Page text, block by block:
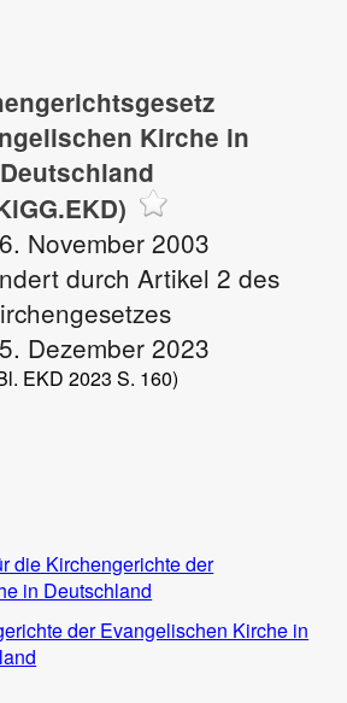
Kirche in
Deutschland
November 2003
durch Artikel 2 des
Dezember 2023
EKD 2023 S. 160)
die Kirchengerichte der
in Deutschland
der Evangelischen Kirche in